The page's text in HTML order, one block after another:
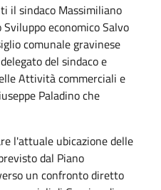
il sindaco Massimiliano
economico Salvo
comunale gravinese
del sindaco e
Attività commerciali e
Paladino che
l'attuale ubicazione delle
dal Piano
un confronto diretto